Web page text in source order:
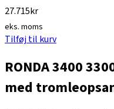
27.715kr
eks. moms
Tilføj til kurv
RONDA 3400
med